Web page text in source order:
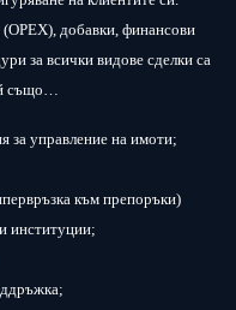
(ОРЕХ), добавки, финансови
за всички видове сделки са
също…
за управление на имоти;
към препоръки)
институции;